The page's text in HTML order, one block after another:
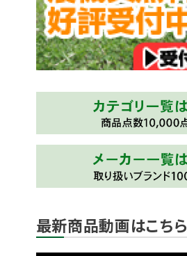
最新商品動画はこちら